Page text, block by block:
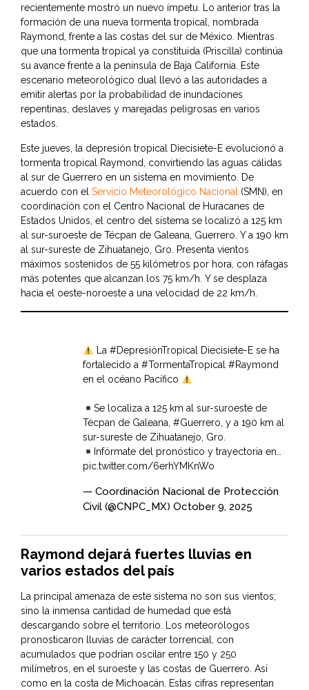
recientemente mostró un nuevo ímpetu. Lo anterior tras la
formación de una nueva tormenta tropical, nombrada
Raymond, frente a las costas del sur de México. Mientras
que una tormenta tropical ya constituida (Priscilla) continúa
su avance frente a la península de Baja California. Este
escenario meteorológico dual llevó a las autoridades a
emitir alertas por la probabilidad de inundaciones
repentinas, deslaves y marejadas peligrosas en varios
estados.
Este jueves, la depresión tropical Diecisiete-E evolucionó a
tormenta tropical Raymond, convirtiendo las aguas cálidas
al sur de Guerrero en un sistema en movimiento. De
acuerdo con el Servicio Meteorológico Nacional (SMN), en
coordinación con el Centro Nacional de Huracanes de
Estados Unidos, el centro del sistema se localizó a 125 km
al sur-suroeste de Técpan de Galeana, Guerrero. Y a 190 km
al sur-sureste de Zihuatanejo, Gro. Presenta vientos
máximos sostenidos de 55 kilómetros por hora, con ráfagas
más potentes que alcanzan los 75 km/h. Y se desplaza
hacia el oeste-noroeste a una velocidad de 22 km/h.
La #DepresiónTropicalDiecisiete-E se ha
fortalecido a #TormentaTropical #Raymond
en el océano Pacífico
Se localiza a 125 km al sur-suroeste de
Técpan de Galeana, #Guerrero, y a 190 km al
sur-sureste de Zihuatanejo, Gro.
Infórmate del pronóstico y trayectoria en…
pic.twitter.com/6erhYMKnWo
— Coordinación Nacional de Protección
Civil (@CNPC_MX) October 9, 2025
Raymond dejará fuertes lluvias en
varios estados del país
La principal amenaza de este sistema no son sus vientos;
sino la inmensa cantidad de humedad que está
descargando sobre el territorio. Los meteorólogos
pronosticaron lluvias de carácter torrencial, con
acumulados que podrían oscilar entre 150 y 250
milímetros, en el suroeste y las costas de Guerrero. Así
como en la costa de Michoacán. Estas cifras representan